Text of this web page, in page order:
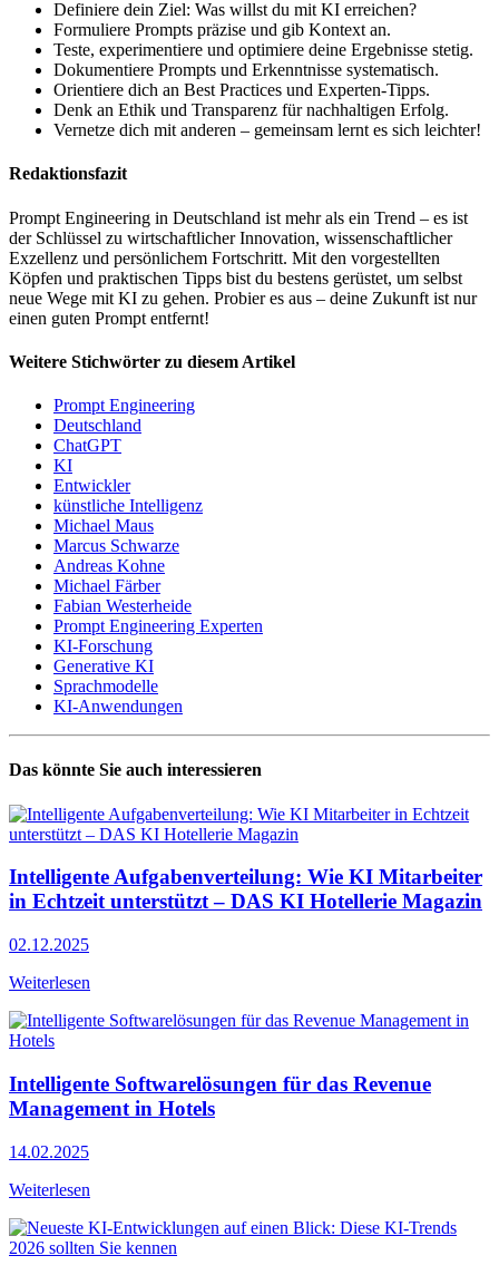
Definiere dein Ziel: Was willst du mit KI erreichen?
Formuliere Prompts präzise und gib Kontext an.
Teste, experimentiere und optimiere deine Ergebnisse stetig.
Dokumentiere Prompts und Erkenntnisse systematisch.
Orientiere dich an Best Practices und Experten-Tipps.
Denk an Ethik und Transparenz für nachhaltigen Erfolg.
Vernetze dich mit anderen – gemeinsam lernt es sich leichter!
Redaktionsfazit
Prompt Engineering in Deutschland ist mehr als ein Trend – es ist
der Schlüssel zu wirtschaftlicher Innovation, wissenschaftlicher
Exzellenz und persönlichem Fortschritt. Mit den vorgestellten
Köpfen und praktischen Tipps bist du bestens gerüstet, um selbst
neue Wege mit KI zu gehen. Probier es aus – deine Zukunft ist nur
einen guten Prompt entfernt!
Weitere Stichwörter zu diesem Artikel
Prompt Engineering
Deutschland
ChatGPT
KI
Entwickler
künstliche Intelligenz
Michael Maus
Marcus Schwarze
Andreas Kohne
Michael Färber
Fabian Westerheide
Prompt Engineering Experten
KI-Forschung
Generative KI
Sprachmodelle
KI-Anwendungen
Das könnte Sie auch interessieren
Intelligente Aufgabenverteilung: Wie KI Mitarbeiter
in Echtzeit unterstützt – DAS KI Hotellerie Magazin
02.12.2025
Weiterlesen
Intelligente Softwarelösungen für das Revenue
Management in Hotels
14.02.2025
Weiterlesen